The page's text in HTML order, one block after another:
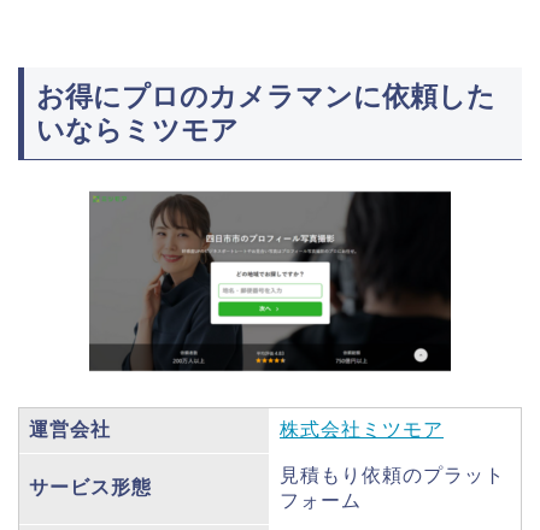
お得にプロのカメラマンに依頼した
いならミツモア
運営会社 株式会社ミツモア
サービス形態
見積もり依頼のプラット
フォーム